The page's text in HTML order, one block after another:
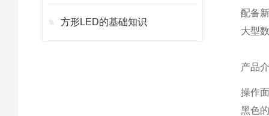
方形LED的基础知识
配备
大型
产品
操作
黑色